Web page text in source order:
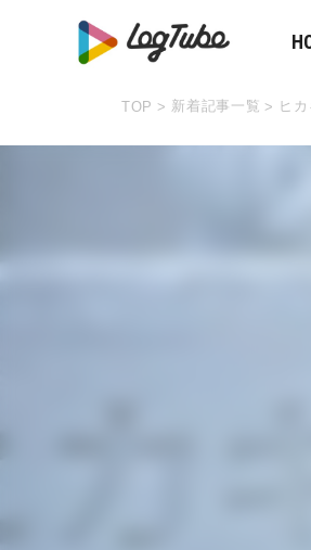
TOP > 新着記事一覧 > ヒ